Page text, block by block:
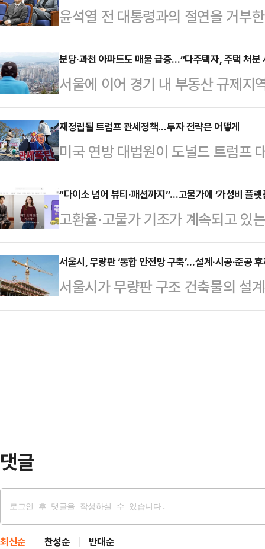
윤석열 전 대통령과의 절연을 거부
당이 혼돈에 빠진 가운데, 의원총회
으면서 당내 파열음이 더욱 커지고
한 채 당원들의 뜻을 반영한 결정이
전망이다.23일 데일리안 취재를 종
에서 열린 의원총회에서 "내가 (윤
스북 글을 몇 번이나 읽은 의원들이
것"이라고 강…
분당·과천 아파트도 매물 급증…“다주택자, 주택 처분
서울에 이어 경기 내 부동산 규제지
있다. 오는 5월 9일 양도소득세 중
둘러 매도에 나선 것으로 파악된다
규제지역을 중심으로 최근 한 달 사
전체 아파트 매물은 전날 기준 16
대비 2.7% 증가하는 데 그쳤으나
증했다.특히 성남은 분당구를 중심
나타났다. 분당…
재정립될 트럼프 관세정책…투자 전략은 어떻게
미국 연방 대법원이 도널드 트럼프
시에 미칠 영향이 주목된다.관련 소
시도 상승 마감했지만, 불확실성을
가 있다는 지적이다.24일 한국거래
비 37.56포인트(0.65%) 오른
이 단기 급등에 따른 차익실현을 꾀
스 등 '반도체 투톱'을 1조원 넘게
불확실…
“다이소 넘어 뷰티·패션까지”…고물가에 ‘가성비 플랫
고환율·고물가 기조가 계속되고 있
비’로 빠르게 이동하고 있다. 초저
리적인 가격에 선보이는 ‘오프 프
유통 채널로 부상하는 모습이다.24
활용품 중심의 균일가 매장이 가성
서울시, 무량판 ‘통합 안전망 구축’…설계·시공·준공
서울시가 무량판 구조 건축물의 설
생애주기를 아우르는 ‘통합 안전망
댓글
최신순 찬성순 반대순